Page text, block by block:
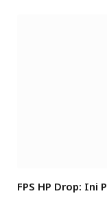
FPS HP Drop: Ini